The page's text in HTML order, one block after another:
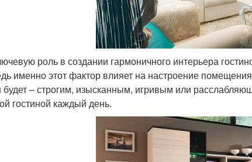
роль в создании гармоничного интерьера
именно этот фактор влияет на настроение
будет – строгим, изысканным, игривым или
гостиной каждый день.